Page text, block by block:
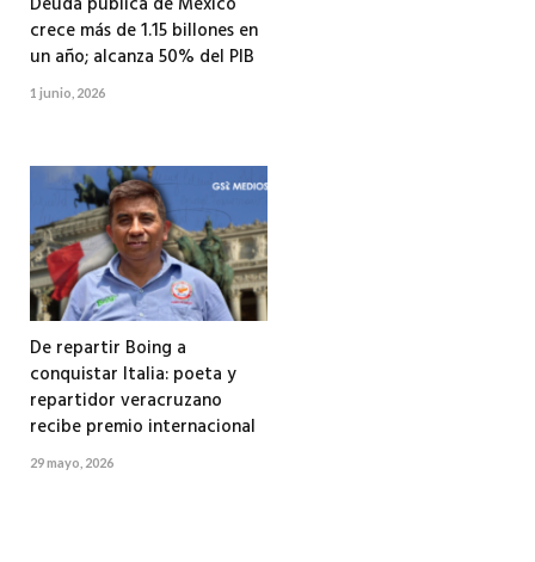
crece más de 1.15 billones en
un año; alcanza 50% del PIB
1 junio, 2026
De repartir Boing a
conquistar Italia: poeta y
repartidor veracruzano
recibe premio internacional
29 mayo, 2026